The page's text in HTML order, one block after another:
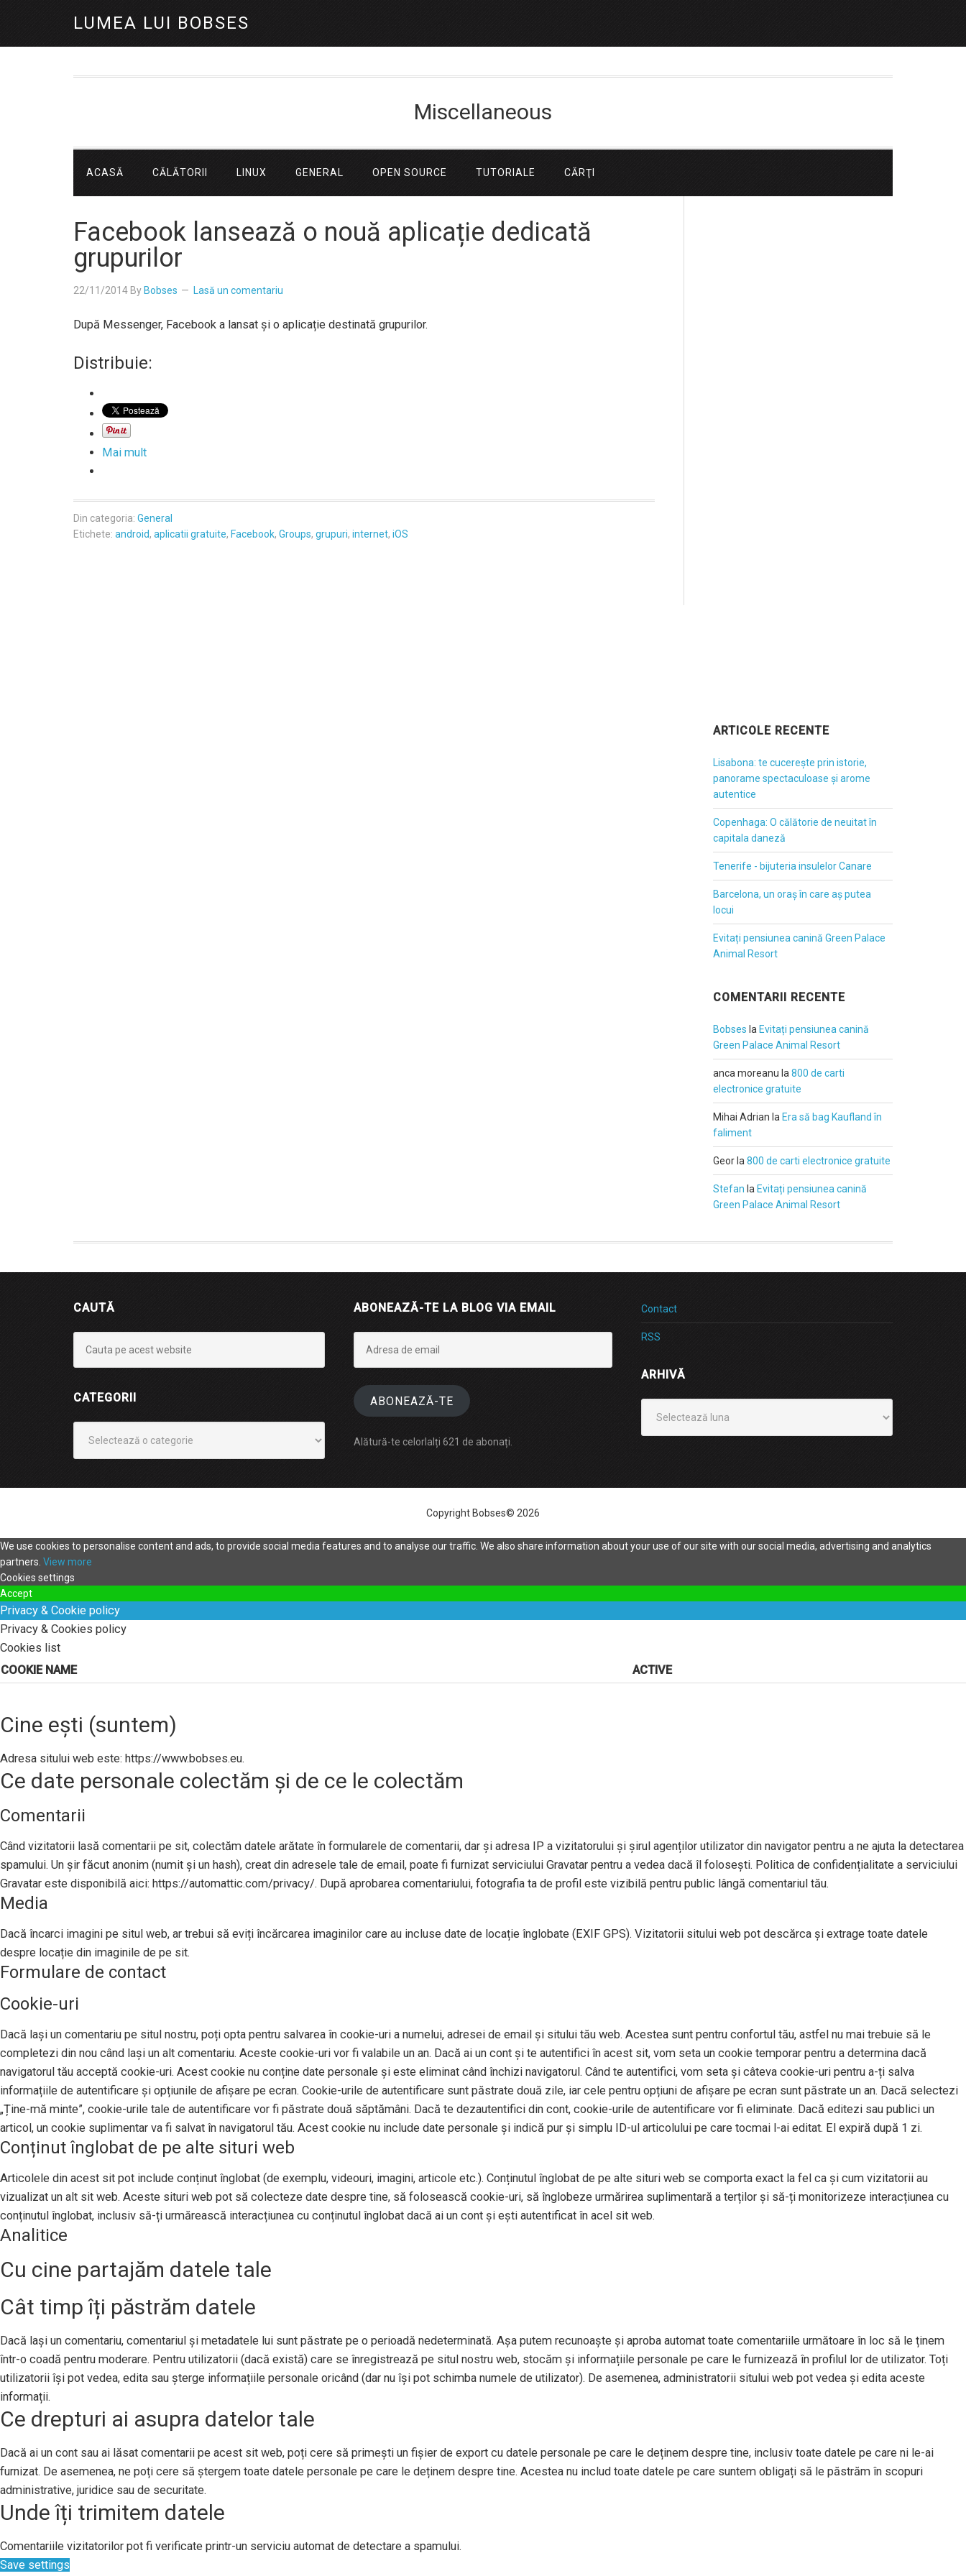
LUMEA LUI BOBSES
Miscellaneous
ACASĂ CĂLĂTORII LINUX GENERAL OPEN SOURCE TUTORIALE CĂRŢI
Facebook lansează o nouă aplicație dedicată
grupurilor
22/11/2014 By Bobses Lasă un comentariu
După Messenger, Facebook a lansat și o aplicație destinată grupurilor.
Distribuie:
Mai mult
Din categoria: General
Etichete: android, aplicatii gratuite, Facebook, Groups, grupuri, internet, iOS
ARTICOLE RECENTE
Lisabona: te cucerește prin istorie,
panorame spectaculoase și arome
autentice
Copenhaga: O călătorie de neuitat în
capitala daneză
Tenerife - bijuteria insulelor Canare
Barcelona, un oraș în care aș putea
locui
Evitați pensiunea canină Green Palace
Animal Resort
COMENTARII RECENTE
Bobses la Evitați pensiunea canină
Green Palace Animal Resort
anca moreanu la 800 de carti
electronice gratuite
Mihai Adrian la Era să bag Kaufland în
faliment
Geor la 800 de carti electronice gratuite
Stefan la Evitați pensiunea canină
Green Palace Animal Resort
CAUTĂ
CATEGORII
ABONEAZĂ-TE LA BLOG VIA EMAIL
email
ABONEAZĂ-TE
Alătură-te celorlalți 621 de abonați.
Contact
RSS
ARHIVĂ
Copyright Bobses© 2026
We use cookies to personalise content and ads, to provide social media features and to analyse our traffic. We also share information about your use of our site with our social media, advertising and analytics
partners. View more
Cookies settings
Accept
Privacy & Cookie policy
Privacy & Cookies policy
Cookies list
COOKIE NAME
ACTIVE
Cine ești (suntem)
Adresa sitului web este: https://www.bobses.eu.
Ce date personale colectăm și de ce le colectăm
Comentarii
Când vizitatorii lasă comentarii pe sit, colectăm datele arătate în formularele de comentarii, dar și adresa IP a vizitatorului și șirul agenților utilizator din navigator pentru a ne ajuta la detectarea
spamului. Un șir făcut anonim (numit și un hash), creat din adresele tale de email, poate fi furnizat serviciului Gravatar pentru a vedea dacă îl folosești. Politica de confidențialitate a serviciului
Gravatar este disponibilă aici: https://automattic.com/privacy/. După aprobarea comentariului, fotografia ta de profil este vizibilă pentru public lângă comentariul tău.
Media
Dacă încarci imagini pe situl web, ar trebui să eviți încărcarea imaginilor care au incluse date de locație înglobate (EXIF GPS). Vizitatorii sitului web pot descărca și extrage toate datele
despre locație din imaginile de pe sit.
Formulare de contact
Cookie-uri
Dacă lași un comentariu pe situl nostru, poți opta pentru salvarea în cookie-uri a numelui, adresei de email și sitului tău web. Acestea sunt pentru confortul tău, astfel nu mai trebuie să le
completezi din nou când lași un alt comentariu. Aceste cookie-uri vor fi valabile un an. Dacă ai un cont și te autentifici în acest sit, vom seta un cookie temporar pentru a determina dacă
navigatorul tău acceptă cookie-uri. Acest cookie nu conține date personale și este eliminat când închizi navigatorul. Când te autentifici, vom seta și câteva cookie-uri pentru a-ți salva
informațiile de autentificare și opțiunile de afișare pe ecran. Cookie-urile de autentificare sunt păstrate două zile, iar cele pentru opțiuni de afișare pe ecran sunt păstrate un an. Dacă selectezi
„Ține-mă minte”, cookie-urile tale de autentificare vor fi păstrate două săptămâni. Dacă te dezautentifici din cont, cookie-urile de autentificare vor fi eliminate. Dacă editezi sau publici un
articol, un cookie suplimentar va fi salvat în navigatorul tău. Acest cookie nu include date personale și indică pur și simplu ID-ul articolului pe care tocmai l-ai editat. El expiră după 1 zi.
Conținut înglobat de pe alte situri web
Articolele din acest sit pot include conținut înglobat (de exemplu, videouri, imagini, articole etc.). Conținutul înglobat de pe alte situri web se comporta exact la fel ca și cum vizitatorii au
vizualizat un alt sit web. Aceste situri web pot să colecteze date despre tine, să folosească cookie-uri, să înglobeze urmărirea suplimentară a terților și să-ți monitorizeze interacțiunea cu
conținutul înglobat, inclusiv să-ți urmărească interacțiunea cu conținutul înglobat dacă ai un cont și ești autentificat în acel sit web.
Analitice
Cu cine partajăm datele tale
Cât timp îți păstrăm datele
Dacă lași un comentariu, comentariul și metadatele lui sunt păstrate pe o perioadă nedeterminată. Așa putem recunoaște și aproba automat toate comentariile următoare în loc să le ținem
într-o coadă pentru moderare. Pentru utilizatorii (dacă există) care se înregistrează pe situl nostru web, stocăm și informațiile personale pe care le furnizează în profilul lor de utilizator. Toți
utilizatorii își pot vedea, edita sau șterge informațiile personale oricând (dar nu își pot schimba numele de utilizator). De asemenea, administratorii sitului web pot vedea și edita aceste
informații.
Ce drepturi ai asupra datelor tale
Dacă ai un cont sau ai lăsat comentarii pe acest sit web, poți cere să primești un fișier de export cu datele personale pe care le deținem despre tine, inclusiv toate datele pe care ni le-ai
furnizat. De asemenea, ne poți cere să ștergem toate datele personale pe care le deținem despre tine. Acestea nu includ toate datele pe care suntem obligați să le păstrăm în scopuri
administrative, juridice sau de securitate.
Unde îți trimitem datele
Comentariile vizitatorilor pot fi verificate printr-un serviciu automat de detectare a spamului.
Save settings